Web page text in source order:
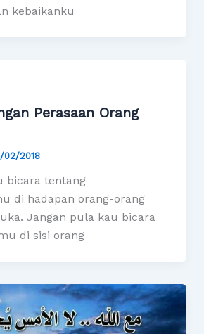
kebaikanku
Perasaan Orang
02/2018
bicara tentang
di hadapan orang-orang
Jangan pula kau bicara
di sisi orang